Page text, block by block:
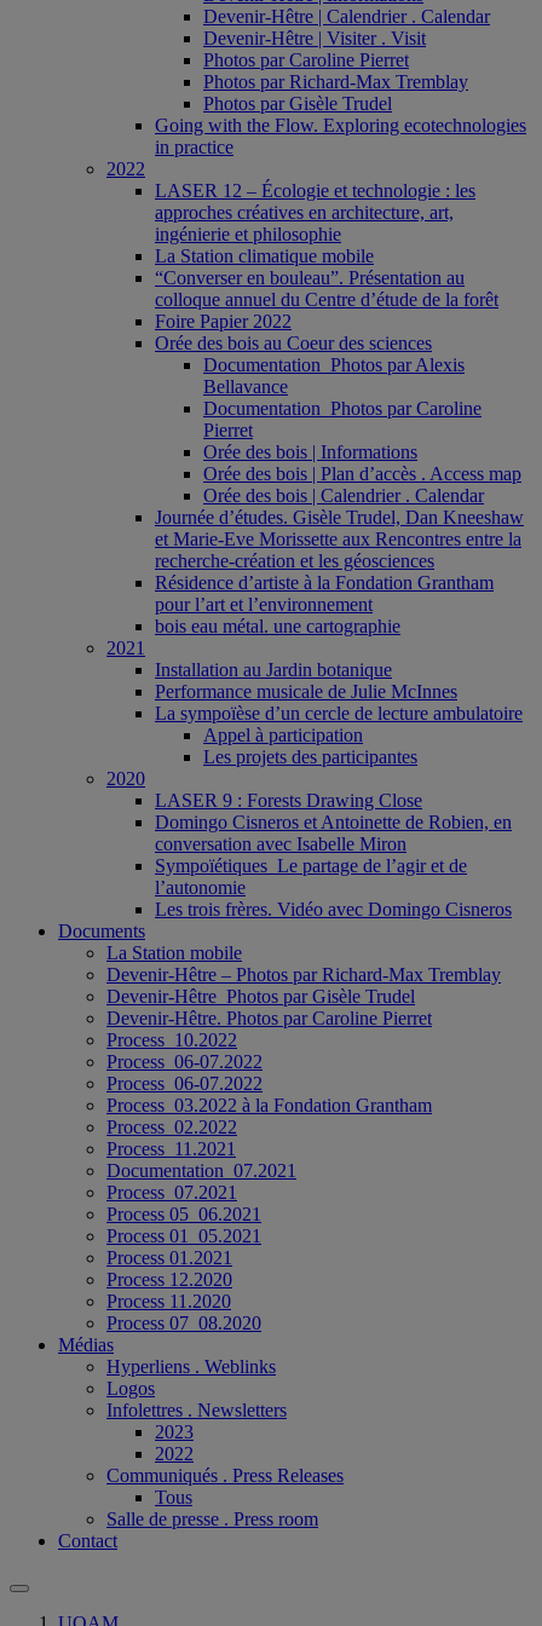
Devenir-Hêtre | Calendrier . Calendar
Devenir-Hêtre | Visiter . Visit
Photos par Caroline Pierret
Photos par Richard-Max Tremblay
Photos par Gisèle Trudel
Going with the Flow. Exploring ecotechnologies
in practice
2022
LASER 12 – Écologie et technologie : les
approches créatives en architecture, art,
ingénierie et philosophie
La Station climatique mobile
“Converser en bouleau”. Présentation au
colloque annuel du Centre d’étude de la forêt
Foire Papier 2022
Orée des bois au Coeur des sciences
Documentation_Photos par Alexis
Bellavance
Documentation_Photos par Caroline
Pierret
Orée des bois | Informations
Orée des bois | Plan d’accès . Access map
Orée des bois | Calendrier . Calendar
Journée d’études. Gisèle Trudel, Dan Kneeshaw
et Marie-Eve Morissette aux Rencontres entre la
recherche-création et les géosciences
Résidence d’artiste à la Fondation Grantham
pour l’art et l’environnement
bois eau métal. une cartographie
2021
Installation au Jardin botanique
Performance musicale de Julie McInnes
La sympoïèse d’un cercle de lecture ambulatoire
Appel à participation
Les projets des participantes
2020
LASER 9 : Forests Drawing Close
Domingo Cisneros et Antoinette de Robien, en
conversation avec Isabelle Miron
Sympoïétiques_Le partage de l’agir et de
l’autonomie
Les trois frères. Vidéo avec Domingo Cisneros
Documents
La Station mobile
Devenir-Hêtre – Photos par Richard-Max Tremblay
Devenir-Hêtre_Photos par Gisèle Trudel
Devenir-Hêtre. Photos par Caroline Pierret
Process_10.2022
Process_06-07.2022
Process_06-07.2022
Process_03.2022 à la Fondation Grantham
Process_02.2022
Process_11.2021
Documentation_07.2021
Process_07.2021
Process 05_06.2021
Process 01_05.2021
Process 01.2021
Process 12.2020
Process 11.2020
Process 07_08.2020
Médias
Hyperliens . Weblinks
Logos
Infolettres . Newsletters
2023
2022
Communiqués . Press Releases
Tous
Salle de presse . Press room
Contact